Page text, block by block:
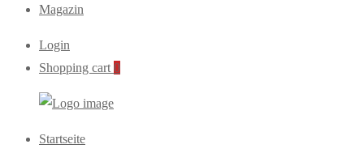
Magazin
Login
Shopping cart 0
PrimaryStartseite